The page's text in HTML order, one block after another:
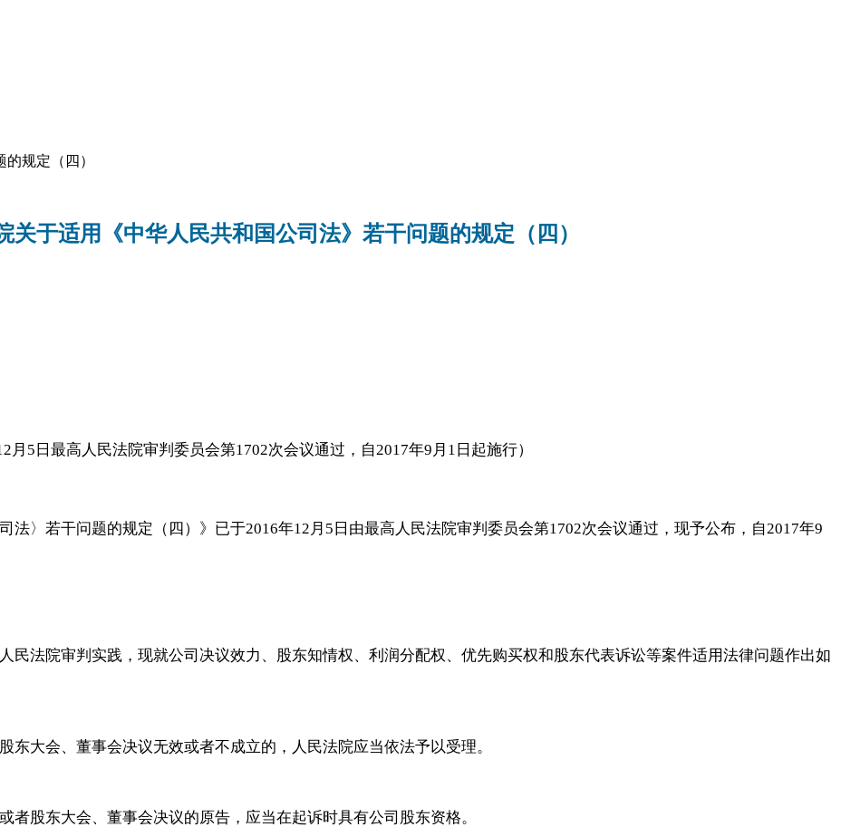
规定（四）
关于适用《中华人民共和国公司法》若干问题的规定（四）
月5日最高人民法院审判委员会第1702次会议通过，自2017年9月1日起施行）
法〉若干问题的规定（四）》已于2016年12月5日由最高人民法院审判委员会第1702次会议通过，现予公布，自2017年9
民法院审判实践，现就公司决议效力、股东知情权、利润分配权、优先购买权和股东代表诉讼等案件适用法律问题作出如
东大会、董事会决议无效或者不成立的，人民法院应当依法予以受理。
者股东大会、董事会决议的原告，应当在起诉时具有公司股东资格。